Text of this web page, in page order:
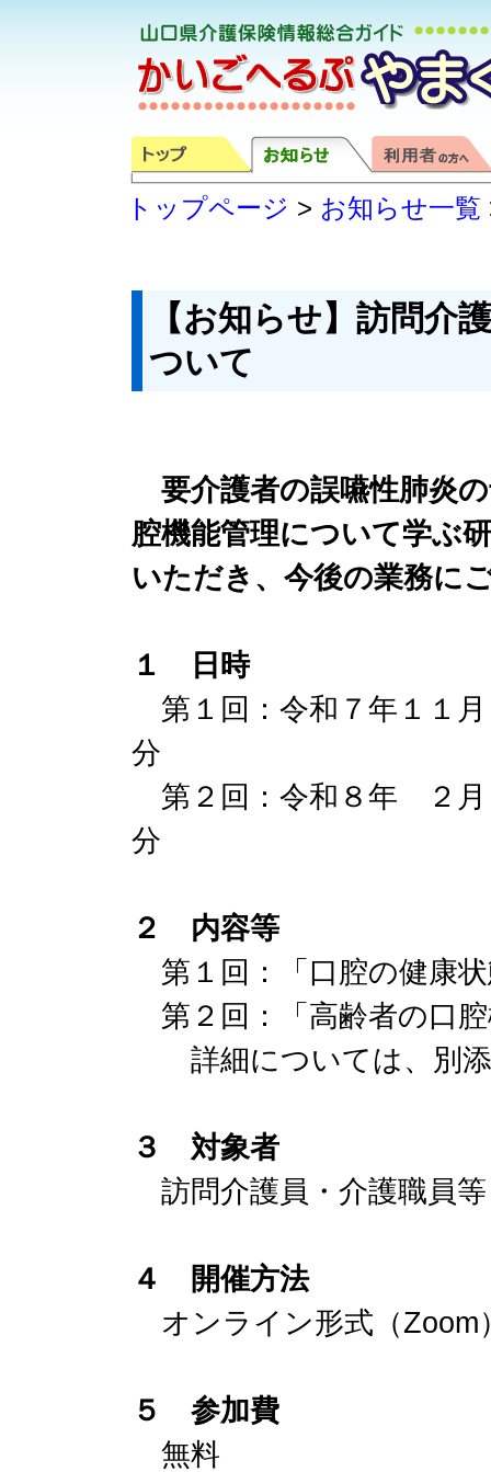
トップページ > お知らせ一覧
【お知らせ】訪問介
ついて
要介護者の誤嚥性肺炎
腔機能管理について学ぶ
いただき、今後の業務に
１ 日時
第１回：令和７年１１
分
第２回：令和８年 ２
分
２ 内容等
第１回：「口腔の健康
第２回：「高齢者の口
詳細については、別添
３ 対象者
訪問介護員・介護職員等
４ 開催方法
オンライン形式（
５ 参加費
無料